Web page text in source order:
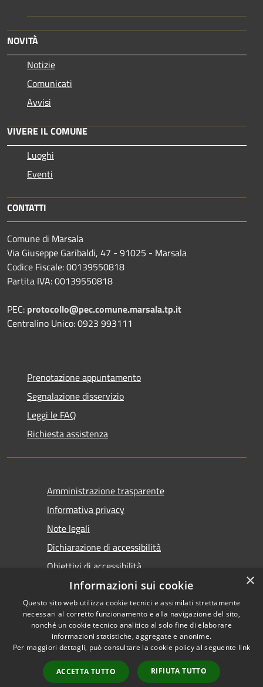
NOVITÀ
Notizie
Comunicati
Avvisi
VIVERE IL COMUNE
Luoghi
Eventi
CONTATTI
Comune di Marsala
Via Giuseppe Garibaldi, 47 - 91025 - Marsala
Codice Fiscale: 00139550818
Partita IVA: 00139550818
PEC: protocollo@pec.comune.marsala.tp.it
Centralino Unico: 0923 993111
Prenotazione appuntamento
Segnalazione disservizio
Leggi le FAQ
Richiesta assistenza
Amministrazione trasparente
Informativa privacy
Note legali
Dichiarazione di accessibilità
Obiettivi di accessibilità
Accessibilità
Copyright © 2026 • Comune di
Marsala • Powered by
Municipium•
Accesso
redazione
×
Informazioni sui cookie
Questo sito web utilizza cookie tecnici e assimilati strettamente
necessari al corretto funzionamento e alla navigazione del sito,
nonché un cookie tecnico analitico al solo fine di elaborare
informazioni statistiche, aggregate e anonime.
Per maggiori dettagli, può consultare la cookie policy al seguente link
ACCETTA TUTTO RIFIUTA TUTTO